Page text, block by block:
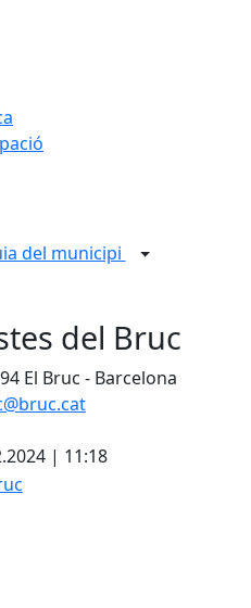
del municipi
del Bruc
El Bruc - Barcelona
| 11:18